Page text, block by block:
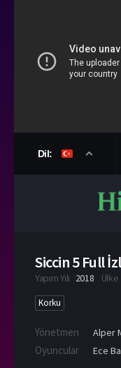
Dil:
Siccin 5 Full
Yapım Yılı 2018 Ülke
Korku
Yönetmen Alper
Oyuncular Ece